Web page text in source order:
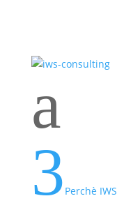
a
3 Perchè IWS